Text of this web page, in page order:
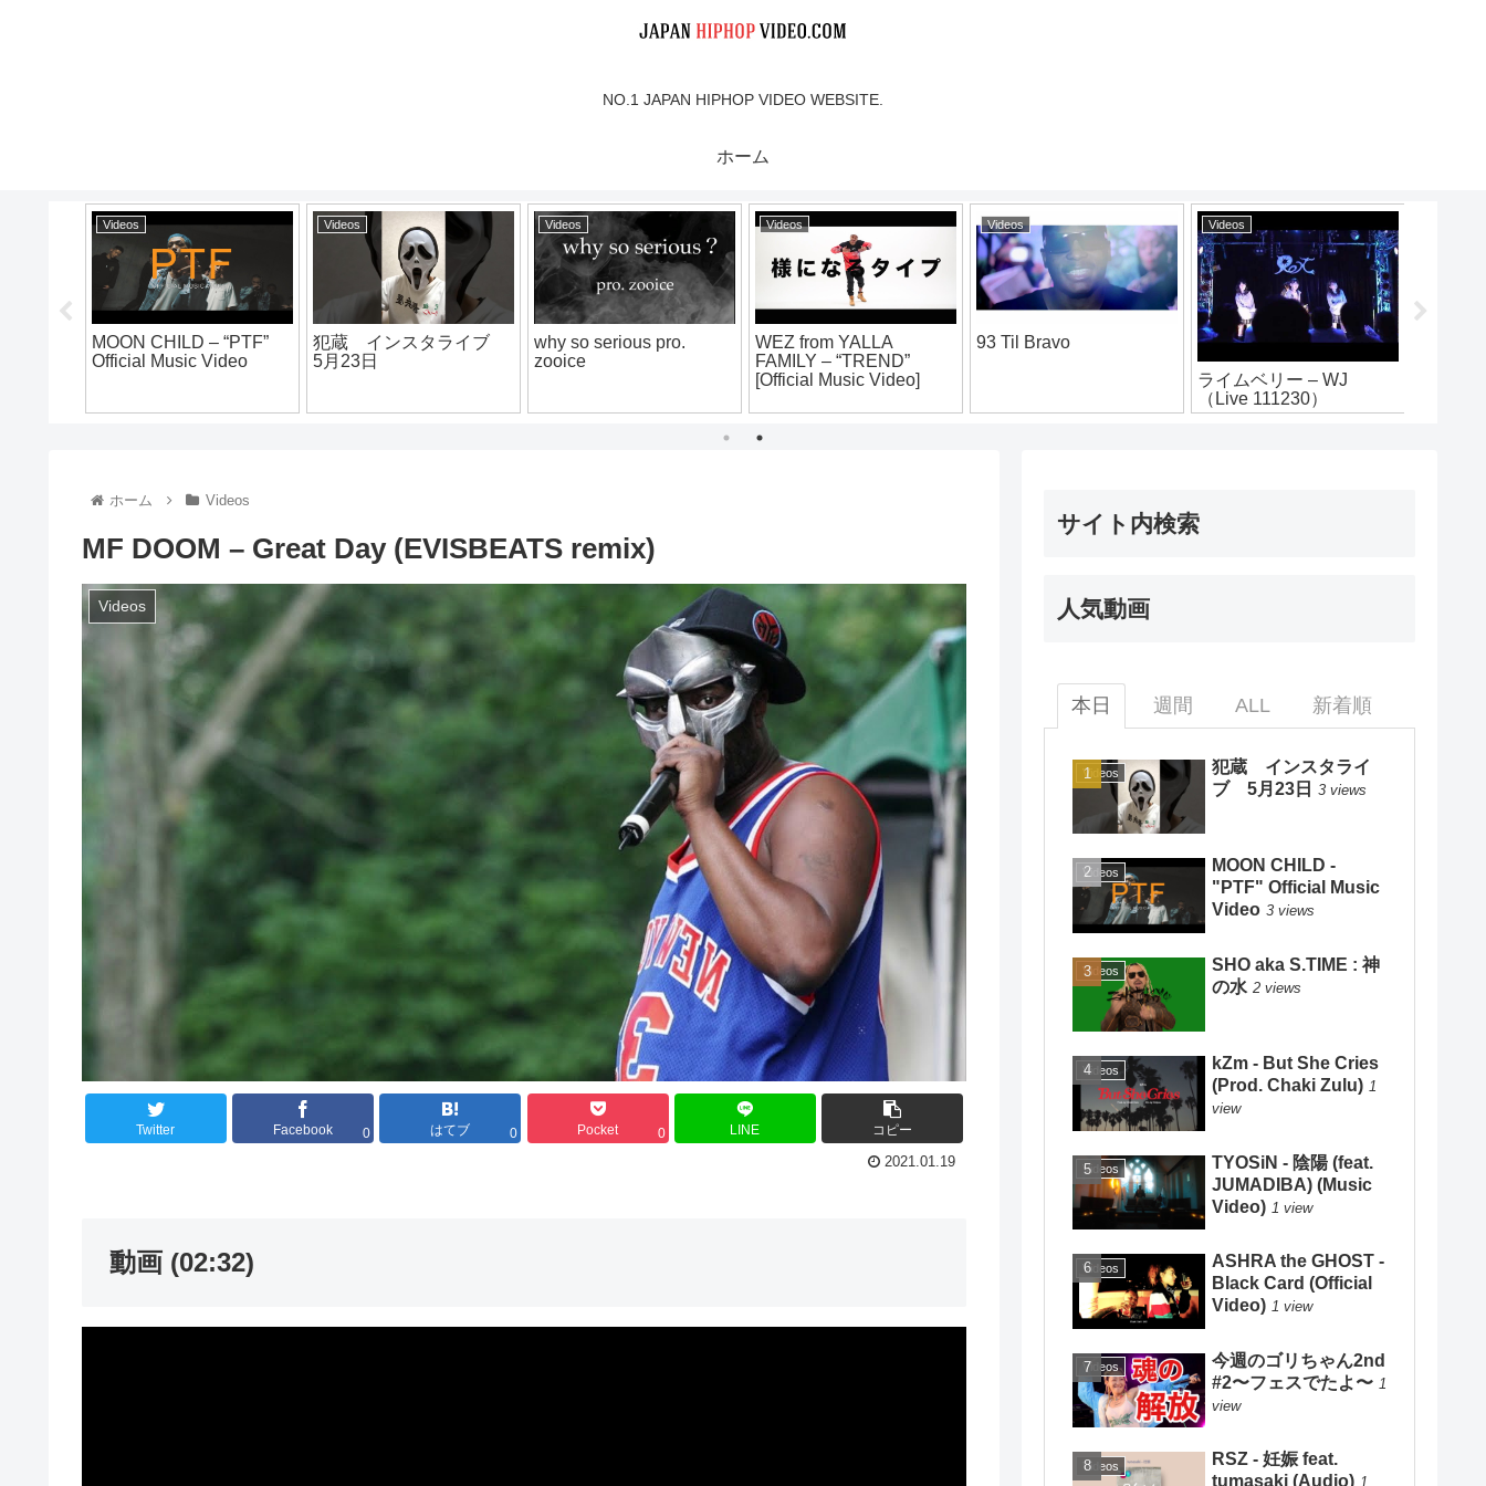
NO.1 JAPAN HIPHOP VIDEO WEBSITE.
ホーム
Videos
MOON CHILD – “PTF”
Official Music Video
Videos
犯蔵 インスタライブ
5月23日
Videos
why so serious pro.
zooice
Videos
WEZ from YALLA
FAMILY – “TREND”
[Official Music Video]
Videos
93 Til Bravo
Videos
ライムベリー – WJ
（Live 111230）
ホーム Videos
MF DOOM – Great Day (EVISBEATS remix)
Videos
Twitter Facebook 0 はてブ 0 Pocket 0 LINE コピー
2021.01.19
動画 (02:32)
サイト内検索
人気動画
本日 週間 ALL 新着順
Videos
犯蔵 インスタライ
ブ 5月23日 3 views
Videos
MOON CHILD -
"PTF" Official Music
Video 3 views
Videos
SHO aka S.TIME : 神
の水 2 views
Videos
kZm - But She Cries
(Prod. Chaki Zulu) 1
view
Videos
TYOSiN - 陰陽 (feat.
JUMADIBA) (Music
Video) 1 view
Videos
ASHRA the GHOST -
Black Card (Official
Video) 1 view
Videos
今週のゴリちゃん2nd
#2〜フェスでたよ〜 1
view
Videos
RSZ - 妊娠 feat.
tumasaki (Audio) 1